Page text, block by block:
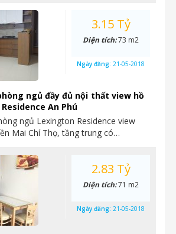
ngủ đầy đủ nội thất view hồ
An Phú
ngủ Lexington Residence view
Mai Chí Thọ, tầng trung có…
3.15 Tỷ
Diện tích:73 m2
Ngày đăng: 21-05-2018
2.83 Tỷ
Diện tích:71 m2
Ngày đăng: 21-05-2018